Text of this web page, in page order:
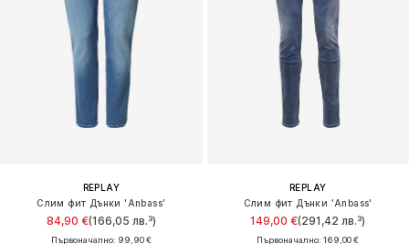
REPLAY
Слим фит Дънки 'Anbass'
84,90 €(166,05 лв.³)
Първоначално: 99,90 €
REPLAY
Слим фит Дънки 'Anbass'
149,00 €(291,42 лв.³)
Първоначално: 169,00 €